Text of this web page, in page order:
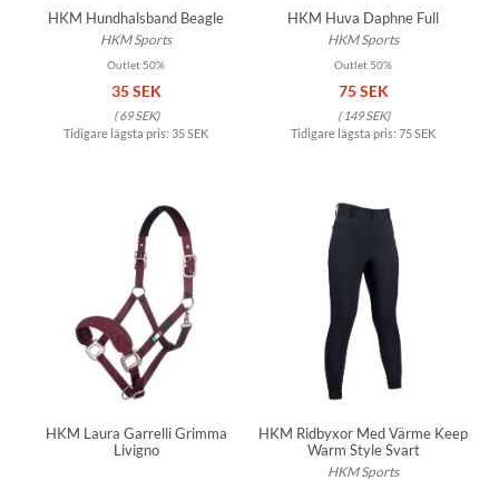
HKM Hundhalsband Beagle
HKM Sports
Outlet 50%
35 SEK
(69 SEK)
Tidigare lägsta pris: 35 SEK
HKM Huva Daphne Full
HKM Sports
Outlet 50%
75 SEK
(149 SEK)
Tidigare lägsta pris: 75 SEK
HKM Laura Garrelli Grimma
Livigno
HKM Ridbyxor Med Värme Keep
Warm Style Svart
HKM Sports